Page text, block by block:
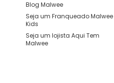
Blog Malwee
Seja um Franqueado Malwee
Kids
Seja um lojista Aqui Tem
Malwee